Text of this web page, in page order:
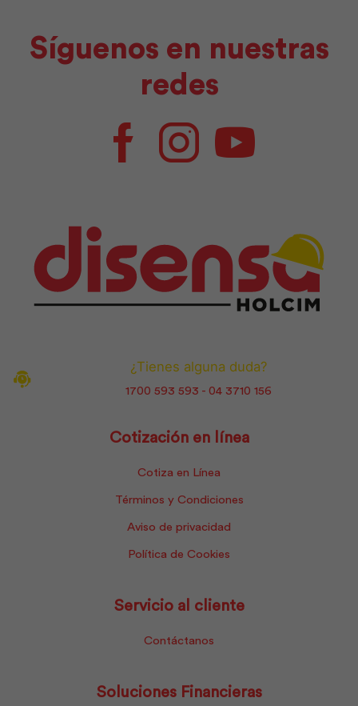
Síguenos en nuestras
redes
FacebookInstagramYoutube
¿Tienes alguna duda?
1700 593 593 - 04 3710 156
Cotización en línea
Cotiza en Línea
Términos y Condiciones
Aviso de privacidad
Política de Cookies
Servicio al cliente
Contáctanos
Soluciones Financieras